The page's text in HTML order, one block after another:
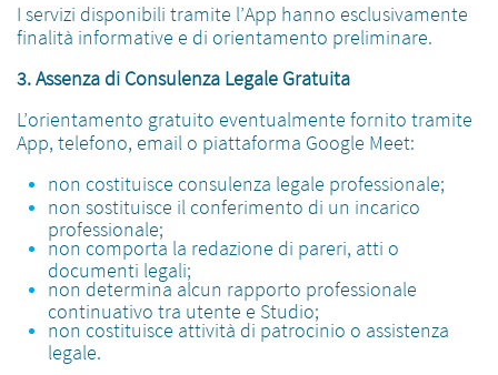
I servizi disponibili tramite l’App hanno esclusivamente
finalità informative e di orientamento preliminare.
3. Assenza di Consulenza Legale Gratuita
L’orientamento gratuito eventualmente fornito tramite
App, telefono, email o piattaforma Google Meet:
non costituisce consulenza legale professionale;
non sostituisce il conferimento di un incarico
professionale;
non comporta la redazione di pareri, atti o
documenti legali;
non determina alcun rapporto professionale
continuativo tra utente e Studio;
non costituisce attività di patrocinio o assistenza
legale.